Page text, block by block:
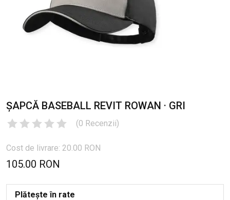
ȘAPCĂ BASEBALL REVIT ROWAN · GRI
(0 Recenzii)
Cost de livrare: 20.00 RON
105.00 RON
Plătește în rate